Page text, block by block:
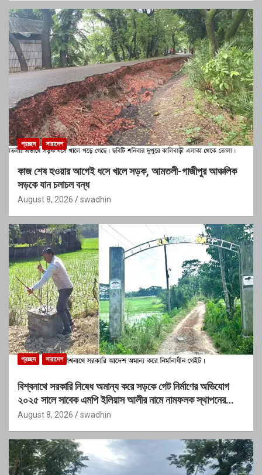
প্রচ্ছদ সারাদেশ
কাজ শেষ হওয়ার আগেই ধসে খালে সড়ক, আমতলী-গাজীপুর আঞ্চলিক
সড়কে যান চলাচল বন্ধ
August 8, 2026 swadhin
প্রচ্ছদ সারাদেশ
বিশ্বনাথে সরকারি নিষেধ অমান্য করে সড়কে গেট নির্মাণের অভিযোগ
২০২৫ সালে সাবেক এমপি ইলিয়াস আলীর নামে নামফলক স্থাপনের
অভিযোগ
August 8, 2026 swadhin